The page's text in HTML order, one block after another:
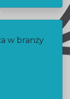
w branży